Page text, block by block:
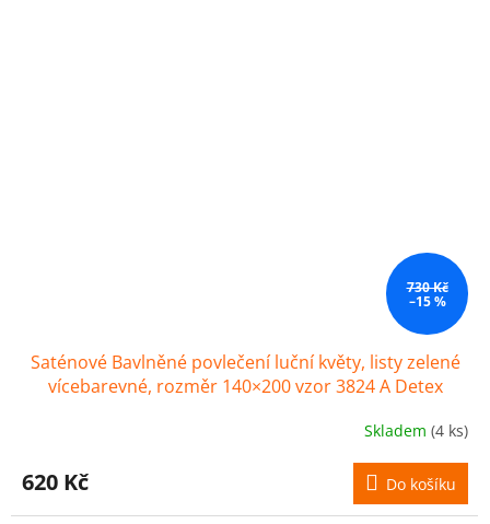
730 Kč
–15 %
Saténové Bavlněné povlečení luční květy, listy zelené
vícebarevné, rozměr 140×200 vzor 3824 A Detex
Skladem (4 ks)
620 Kč Do košíku